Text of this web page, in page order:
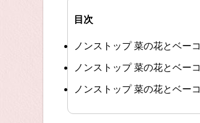
目次
ノンストップ 菜の花とベー
ノンストップ 菜の花とベー
ノンストップ 菜の花とベー